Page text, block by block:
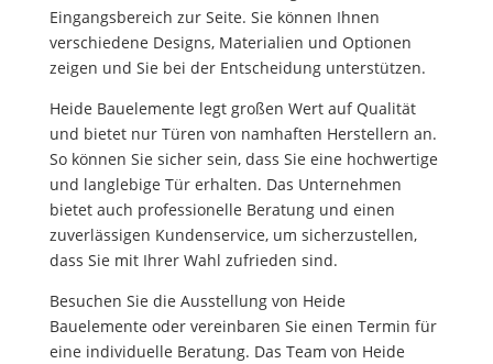
Eingangsbereich zur Seite. Sie können Ihnen
verschiedene Designs, Materialien und Optionen
zeigen und Sie bei der Entscheidung unterstützen.
Heide Bauelemente legt großen Wert auf Qualität
und bietet nur Türen von namhaften Herstellern an.
So können Sie sicher sein, dass Sie eine hochwertige
und langlebige Tür erhalten. Das Unternehmen
bietet auch professionelle Beratung und einen
zuverlässigen Kundenservice, um sicherzustellen,
dass Sie mit Ihrer Wahl zufrieden sind.
Besuchen Sie die Ausstellung von Heide
Bauelemente oder vereinbaren Sie einen Termin für
eine individuelle Beratung. Das Team von Heide